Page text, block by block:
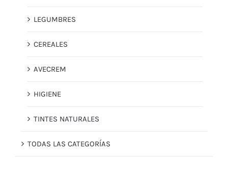
LEGUMBRES
CEREALES
AVECREM
HIGIENE
TINTES NATURALES
TODAS LAS CATEGORÍAS